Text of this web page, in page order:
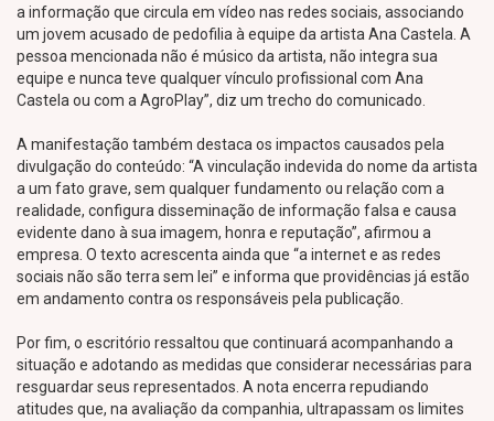
a informação que circula em vídeo nas redes sociais, associando
um jovem acusado de pedofilia à equipe da artista Ana Castela. A
pessoa mencionada não é músico da artista, não integra sua
equipe e nunca teve qualquer vínculo profissional com Ana
Castela ou com a AgroPlay”, diz um trecho do comunicado.
A manifestação também destaca os impactos causados pela
divulgação do conteúdo: “A vinculação indevida do nome da artista
a um fato grave, sem qualquer fundamento ou relação com a
realidade, configura disseminação de informação falsa e causa
evidente dano à sua imagem, honra e reputação”, afirmou a
empresa. O texto acrescenta ainda que “a internet e as redes
sociais não são terra sem lei” e informa que providências já estão
em andamento contra os responsáveis pela publicação.
Por fim, o escritório ressaltou que continuará acompanhando a
situação e adotando as medidas que considerar necessárias para
resguardar seus representados. A nota encerra repudiando
atitudes que, na avaliação da companhia, ultrapassam os limites